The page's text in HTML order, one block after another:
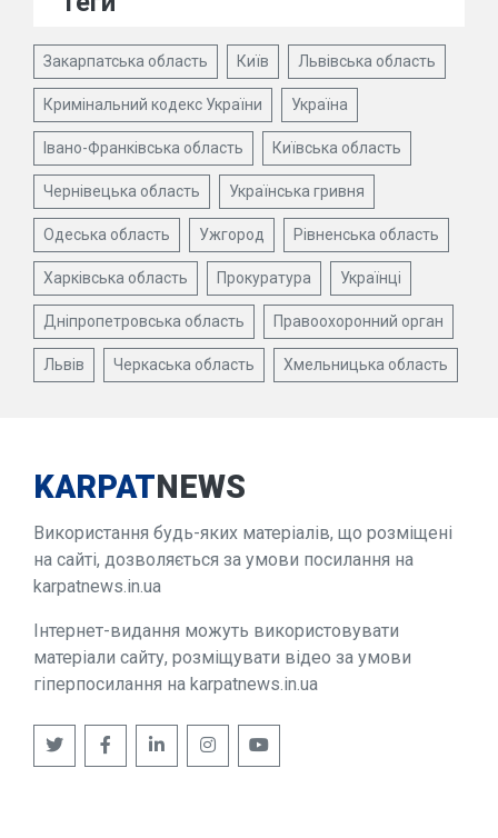
Закарпатська область Київ Львівська область
Кримінальний кодекс України Україна
Івано-Франківська область Київська область
Чернівецька область Українська гривня
Одеська область Ужгород Рівненська область
Харківська область Прокуратура Українці
Дніпропетровська область Правоохоронний орган
Львів Черкаська область Хмельницька область
KARPATNEWS
Використання будь-яких матеріалів, що розміщені
на сайті, дозволяється за умови посилання на
karpatnews.in.ua
Інтернет-видання можуть використовувати
матеріали сайту, розміщувати відео за умови
гіперпосилання на karpatnews.in.ua